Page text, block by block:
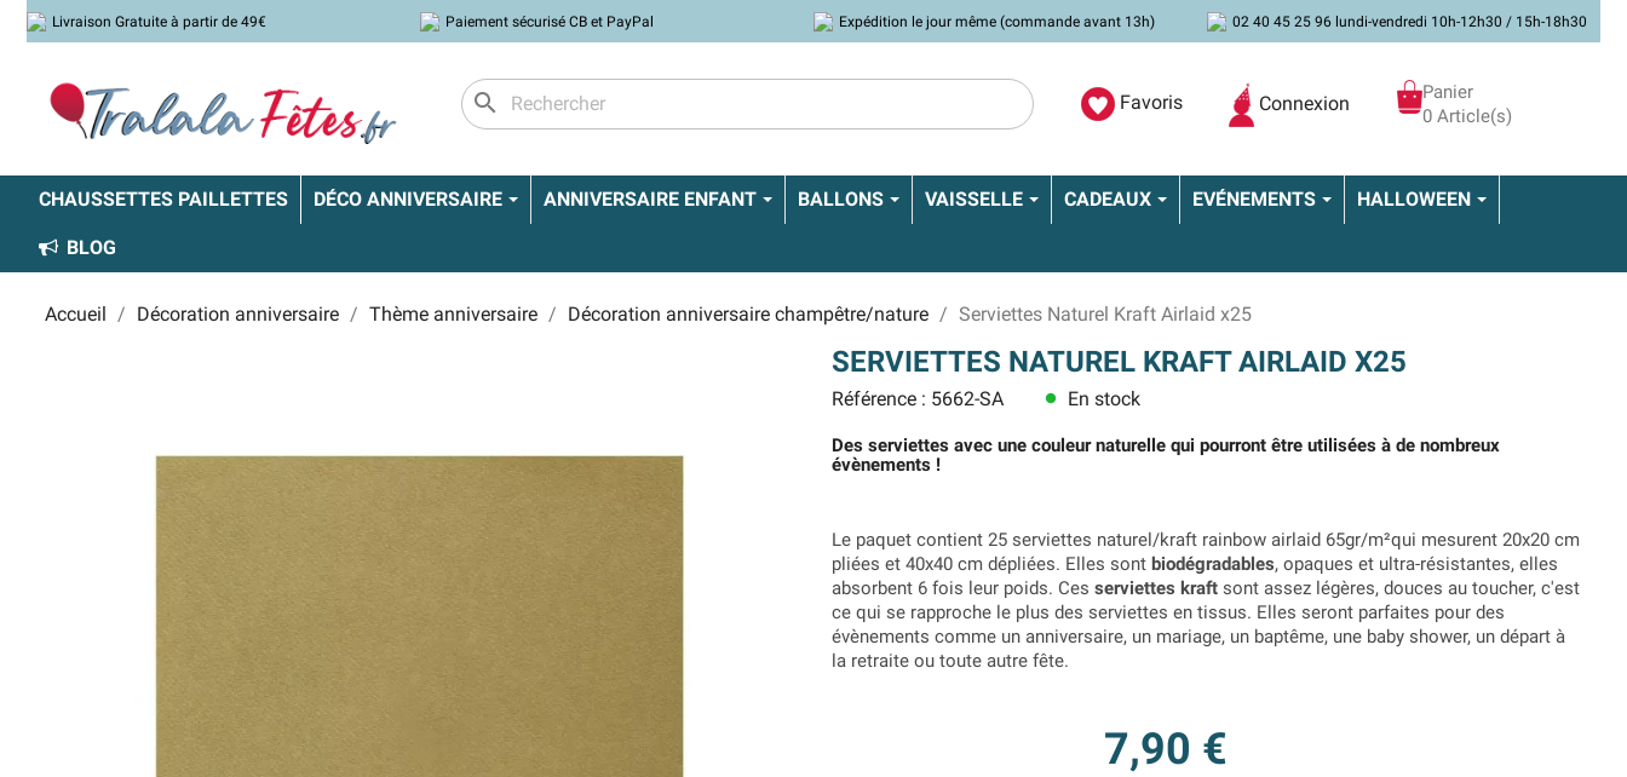
Livraison Gratuite à partir de 49€ Paiement sécurisé CB et PayPal Expédition le jour même (commande avant 13h) 02 40 45 25 96 lundi-vendredi 10h-12h30 / 15h-18h30
search Favoris Connexion
Panier
0 Article(s)
CHAUSSETTES PAILLETTES DÉCO ANNIVERSAIRE ANNIVERSAIRE ENFANT BALLONS VAISSELLE CADEAUX EVÉNEMENTS HALLOWEEN
BLOG
Accueil Décoration anniversaire Thème anniversaire Décoration anniversaire champêtre/nature Serviettes Naturel Kraft Airlaid x25
SERVIETTES NATUREL KRAFT AIRLAID X25
Référence : 5662-SA lens En stock
Des serviettes avec une couleur naturelle qui pourront être utilisées à de nombreux
évènements !
Le paquet contient 25 serviettes naturel/kraft rainbow airlaid 65gr/m²qui mesurent 20x20 cm
pliées et 40x40 cm dépliées. Elles sont biodégradables, opaques et ultra-résistantes, elles
absorbent 6 fois leur poids. Ces serviettes kraft sont assez légères, douces au toucher, c'est
ce qui se rapproche le plus des serviettes en tissus. Elles seront parfaites pour des
évènements comme un anniversaire, un mariage, un baptême, une baby shower, un départ à
la retraite ou toute autre fête.
7,90 €